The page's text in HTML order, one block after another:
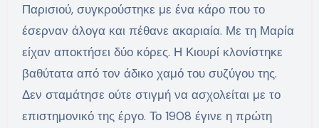
Παρισιού, συγκρούστηκε με ένα κάρο που το
έσερναν άλογα και πέθανε ακαριαία. Με τη Μαρία
είχαν αποκτήσει δύο κόρες. Η Κιουρί κλονίστηκε
βαθύτατα από τον άδικο χαμό του συζύγου της.
Δεν σταμάτησε ούτε στιγμή να ασχολείται με το
επιστημονικό της έργο. Το 1908 έγινε η πρώτη